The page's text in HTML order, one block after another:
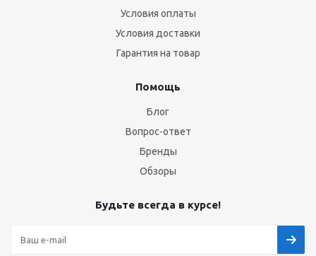
Условия оплаты
Условия доставки
Гарантия на товар
Помощь
Блог
Вопрос-ответ
Бренды
Обзоры
Будьте всегда в курсе!